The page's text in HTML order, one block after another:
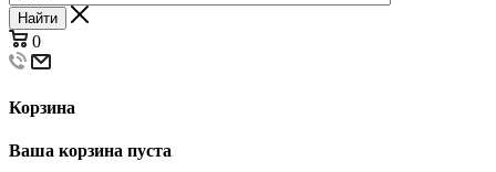
Найти
0
Корзина
Ваша корзина пуста